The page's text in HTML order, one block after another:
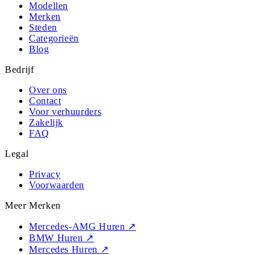
Modellen
Merken
Steden
Categorieën
Blog
Bedrijf
Over ons
Contact
Voor verhuurders
Zakelijk
FAQ
Legal
Privacy
Voorwaarden
Meer Merken
Mercedes-AMG Huren ↗
BMW Huren ↗
Mercedes Huren ↗